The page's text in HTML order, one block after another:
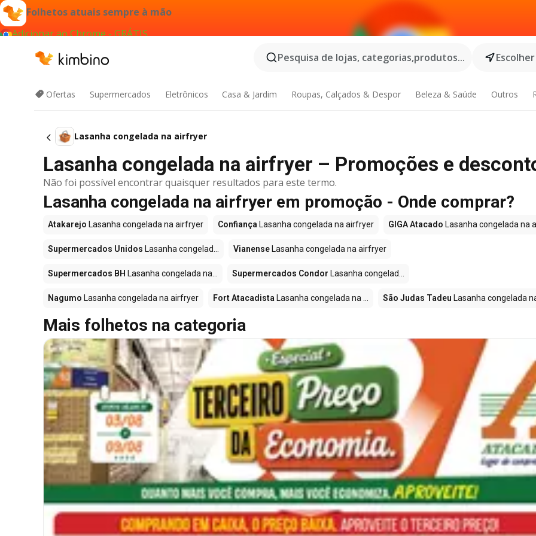
Folhetos atuais sempre à mão
Adicionar ao Chrome - GRÁTIS
Pesquisa de lojas, categorias,produtos...
Ofertas Supermercados Eletrônicos Casa & Jardim Roupas, Calçados & Despor Beleza & Saúde Outros
Lasanha congelada na airfryer
Lasanha congelada na airfryer – Promoções e
Não foi possível encontrar quaisquer resultados para este termo.
Lasanha congelada na airfryer em promoção - Onde comprar?
Atakarejo Lasanha congelada na airfryer Confiança Lasanha congelada na airfryer GIGA Atacado Lasanha congelada na
Supermercados Unidos Lasanha congelad... Vianense Lasanha congelada na airfryer
Supermercados BH Lasanha congelada na... Supermercados Condor Lasanha congelad...
Nagumo Lasanha congelada na airfryer Fort Atacadista Lasanha congelada na ... São Judas Tadeu Lasanha congelada
Mais folhetos na categoria